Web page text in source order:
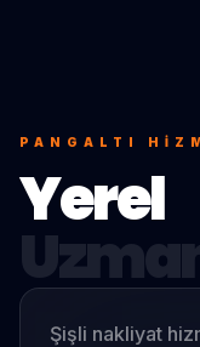
PANGALTI
Yerel
Şişli nakliyat